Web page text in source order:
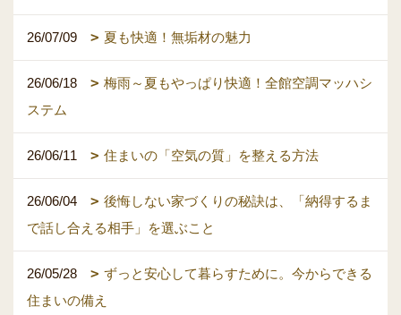
26/07/09 夏も快適！無垢材の魅力
26/06/18
梅雨～夏もやっぱり快適！全館空調マッハシ
ステム
26/06/11 住まいの「空気の質」を整える方法
26/06/04
後悔しない家づくりの秘訣は、「納得するま
で話し合える相手」を選ぶこと
26/05/28
ずっと安心して暮らすために。今からできる
住まいの備え